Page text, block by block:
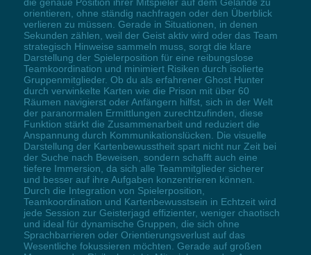
die genaue Position ihrer Mitspieler auf dem Gelände zu
orientieren, ohne ständig nachfragen oder den Überblick
verlieren zu müssen. Gerade in Situationen, in denen
Sekunden zählen, weil der Geist aktiv wird oder das Team
strategisch Hinweise sammeln muss, sorgt die klare
Darstellung der Spielerposition für eine reibungslose
Teamkoordination und minimiert Risiken durch isolierte
Gruppenmitglieder. Ob du als erfahrener Ghost Hunter
durch verwinkelte Karten wie die Prison mit über 60
Räumen navigierst oder Anfängern hilfst, sich in der Welt
der paranormalen Ermittlungen zurechtzufinden, diese
Funktion stärkt die Zusammenarbeit und reduziert die
Anspannung durch Kommunikationslücken. Die visuelle
Darstellung der Kartenbewusstheit spart nicht nur Zeit bei
der Suche nach Beweisen, sondern schafft auch eine
tiefere Immersion, da sich alle Teammitglieder sicherer
und besser auf ihre Aufgaben konzentrieren können.
Durch die Integration von Spielerposition,
Teamkoordination und Kartenbewusstsein in Echtzeit wird
jede Session zur Geisterjagd effizienter, weniger chaotisch
und ideal für dynamische Gruppen, die sich ohne
Sprachbarrieren oder Orientierungsverlust auf das
Wesentliche fokussieren möchten. Gerade auf großen